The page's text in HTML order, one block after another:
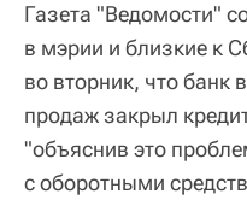
Газета "Ведомости"
в мэрии и близкие к
во вторник, что банк
продаж закрыл
"объяснив это
с оборотными